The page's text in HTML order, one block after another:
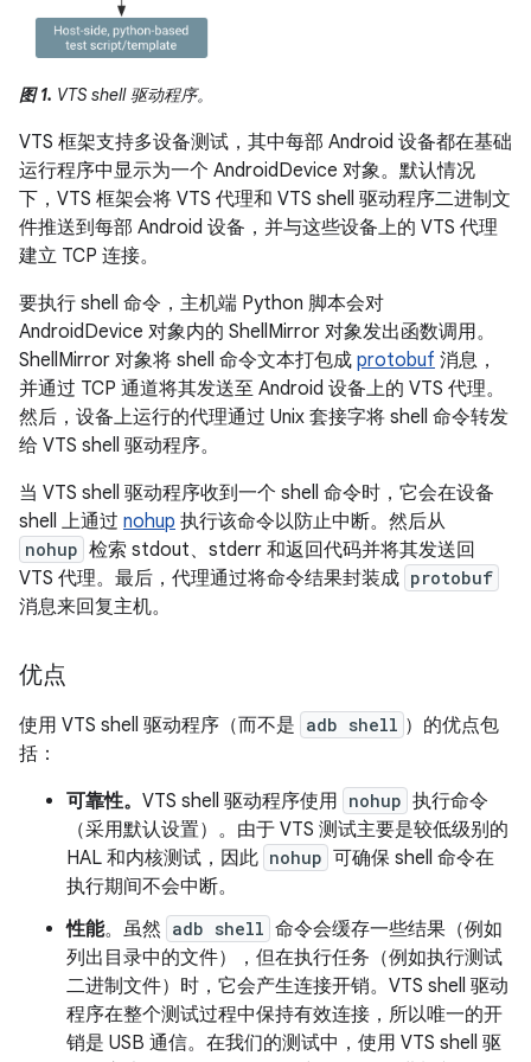
图 1. VTS shell 驱动程序。
VTS 框架支持多设备测试，其中每部 Android 设备都在基础
运行程序中显示为一个 AndroidDevice 对象。默认情况
下，VTS 框架会将 VTS 代理和 VTS shell 驱动程序二进制文
件推送到每部 Android 设备，并与这些设备上的 VTS 代理
建立 TCP 连接。
要执行 shell 命令，主机端 Python 脚本会对
AndroidDevice 对象内的 ShellMirror 对象发出函数调用。
ShellMirror 对象将 shell 命令文本打包成 protobuf 消息，
并通过 TCP 通道将其发送至 Android 设备上的 VTS 代理。
然后，设备上运行的代理通过 Unix 套接字将 shell 命令转发
给 VTS shell 驱动程序。
当 VTS shell 驱动程序收到一个 shell 命令时，它会在设备
shell 上通过 nohup 执行该命令以防止中断。然后从
nohup 检索 stdout、stderr 和返回代码并将其发送回
VTS 代理。最后，代理通过将命令结果封装成 protobuf
消息来回复主机。
优点
使用 VTS shell 驱动程序（而不是 adb shell ）的优点包
括：
可靠性。 VTS shell 驱动程序使用 nohup 执行命令
（采用默认设置）。由于 VTS 测试主要是较低级别的
HAL 和内核测试，因此 nohup 可确保 shell 命令在
执行期间不会中断。
性能。虽然 adb shell 命令会缓存一些结果（例如
列出目录中的文件），但在执行任务（例如执行测试
二进制文件）时，它会产生连接开销。VTS shell 驱动
程序在整个测试过程中保持有效连接，所以唯一的开
销是 USB 通信。在我们的测试中，使用 VTS shell 驱